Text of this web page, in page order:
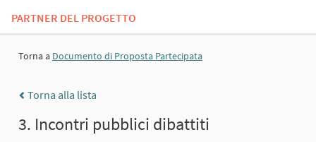
PARTNER DEL PROGETTO
Torna a Documento di Proposta Partecipata
Torna alla lista
3. Incontri pubblici dibattiti